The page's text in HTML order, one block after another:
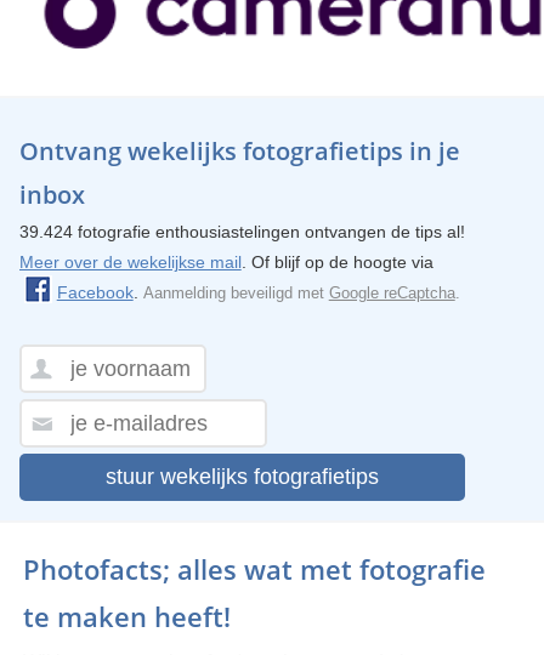
Ontvang wekelijks fotografietips in je
inbox
39.424 fotografie enthousiastelingen ontvangen de tips al!
Meer over de wekelijkse mail. Of blijf op de hoogte via
Facebook. Aanmelding beveiligd met Google reCaptcha.
stuur wekelijks fotografietips
Photofacts; alles wat met fotografie
te maken heeft!